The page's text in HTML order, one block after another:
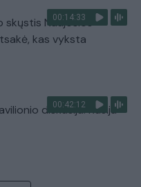
00:14:33
skųstis Naujosios
kas vyksta
00:42:12
diskusija: Rusija